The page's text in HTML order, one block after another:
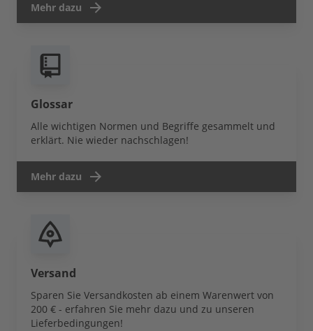
Mehr dazu
Glossar
Alle wichtigen Normen und Begriffe gesammelt und
erklärt. Nie wieder nachschlagen!
Mehr dazu
Versand
Sparen Sie Versandkosten ab einem Warenwert von
200 € - erfahren Sie mehr dazu und zu unseren
Lieferbedingungen!